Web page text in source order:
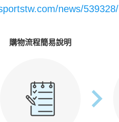
news/539328/
購物流程簡易說明